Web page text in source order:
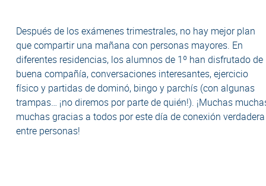
Después de los exámenes trimestrales, no hay mejor plan
que compartir una mañana con personas mayores. En
diferentes residencias, los alumnos de 1º han disfrutado de
buena compañía, conversaciones interesantes, ejercicio
físico y partidas de dominó, bingo y parchís (con algunas
trampas… ¡no diremos por parte de quién!). ¡Muchas
muchas gracias a todos por este día de conexión verdadera
entre personas!